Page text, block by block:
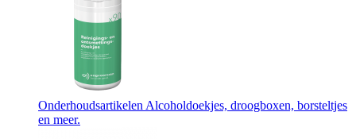
Onderhoudsartikelen Alcoholdoekjes, droogboxen, borsteltjes
en meer.